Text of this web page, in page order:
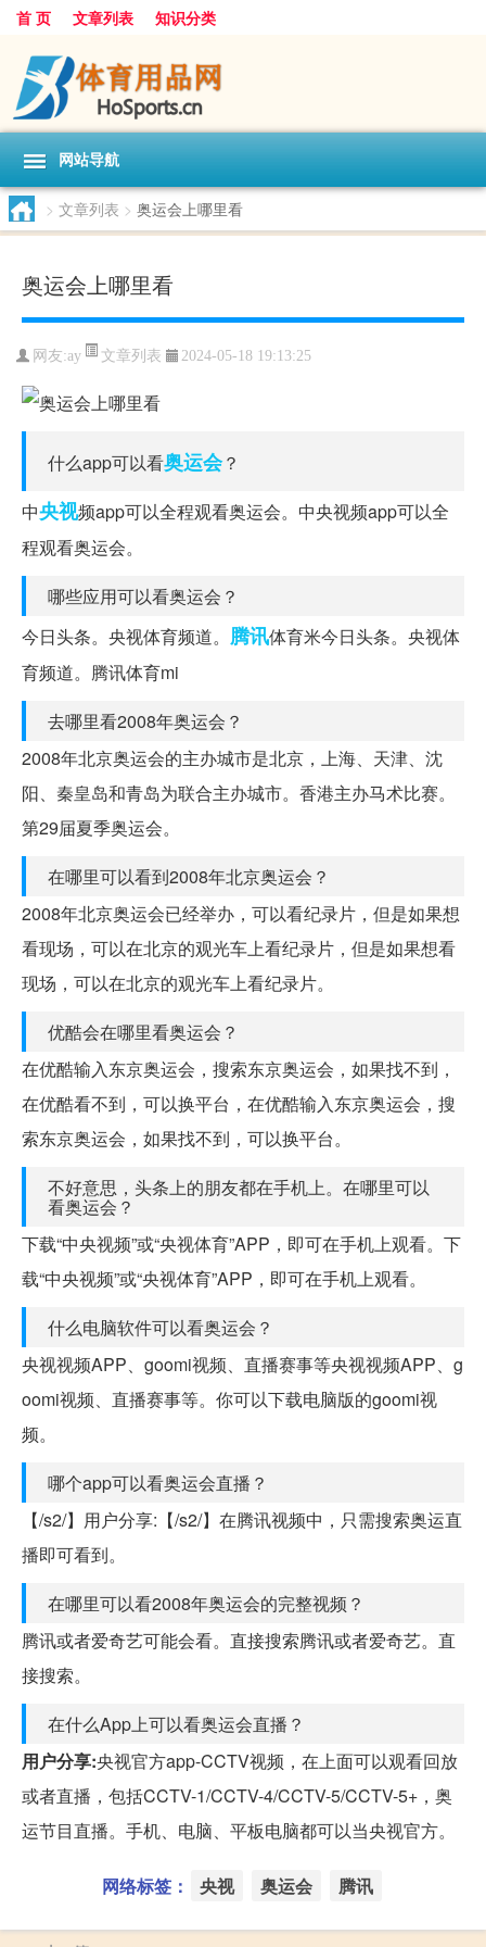
首 页 文章列表 知识分类
网站导航
> 文章列表 > 奥运会上哪里看
奥运会上哪里看
网友:ay 文章列表 2024-05-18 19:13:25
什么app可以看奥运会？
中央视频app可以全程观看奥运会。中央视频app可以全
程观看奥运会。
哪些应用可以看奥运会？
今日头条。央视体育频道。 腾讯体育米今日头条。央视体
育频道。腾讯体育mi
去哪里看2008年奥运会？
2008年北京奥运会的主办城市是北京，上海、天津、沈
阳、秦皇岛和青岛为联合主办城市。香港主办马术比赛。
第29届夏季奥运会。
在哪里可以看到2008年北京奥运会？
2008年北京奥运会已经举办，可以看纪录片，但是如果想
看现场，可以在北京的观光车上看纪录片，但是如果想看
现场，可以在北京的观光车上看纪录片。
优酷会在哪里看奥运会？
在优酷输入东京奥运会，搜索东京奥运会，如果找不到，
在优酷看不到，可以换平台，在优酷输入东京奥运会，搜
索东京奥运会，如果找不到，可以换平台。
不好意思，头条上的朋友都在手机上。在哪里可以
看奥运会？
下载“中央视频”或“央视体育”APP，即可在手机上观看。下
载“中央视频”或“央视体育”APP，即可在手机上观看。
什么电脑软件可以看奥运会？
央视视频APP、goomi视频、直播赛事等央视视频APP、g
oomi视频、直播赛事等。你可以下载电脑版的goomi视
频。
哪个app可以看奥运会直播？
【/s2/】用户分享:【/s2/】在腾讯视频中，只需搜索奥运直
播即可看到。
在哪里可以看2008年奥运会的完整视频？
腾讯或者爱奇艺可能会看。直接搜索腾讯或者爱奇艺。直
接搜索。
在什么App上可以看奥运会直播？
用户分享:央视官方app-CCTV视频，在上面可以观看回放
或者直播，包括CCTV-1/CCTV-4/CCTV-5/CCTV-5+，奥
运节目直播。手机、电脑、平板电脑都可以当央视官方。
网络标签： 央视 奥运会 腾讯